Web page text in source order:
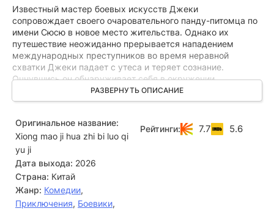
Известный мастер боевых искусств Джеки
сопровождает своего очаровательного панду-питомца по
имени Сюсю в новое место жительства. Однако их
путешествие неожиданно прерывается нападением
международных преступников во время неравной
схватки Джеки падает с утеса и теряет сознание.
Очнувшись он обнаруживает себя в окружении
первобытного племени дикарей.
бойцу предстоит не только наладить контакт с древним
народом, но и помочь им справиться с множеством
серьезных трудностей от охоты до защиты от диких
зверей. Джеки предстоит использовать не свою
физическую силу а мудрость и изобретательность чтобы
заслужить доверие и уважение своих новых союзников.
РАЗВЕРНУТЬ ОПИСАНИЕ
Оригинальное название:
Xiong mao ji hua zhi bi luo qi
yu ji
Дата выхода: 2026
Страна: Китай
Жанр: Комедии,
Приключения, Боевики,
Рейтинги: 7.7 5.6